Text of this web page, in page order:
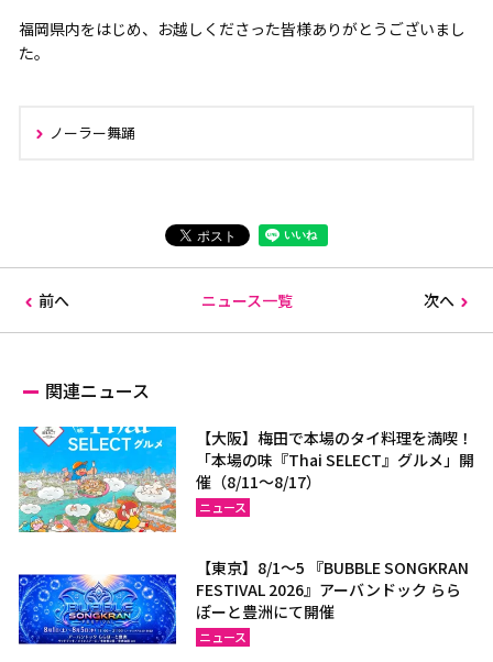
福岡県内をはじめ、お越しくださった皆様ありがとうございまし
た。
ノーラー舞踊
前へ ニュース一覧 次へ
関連ニュース
【大阪】梅田で本場のタイ料理を満喫！
「本場の味『Thai SELECT』グルメ」開
催（8/11～8/17）
ニュース
【東京】8/1～5 『BUBBLE SONGKRAN
FESTIVAL 2026』アーバンドック らら
ぽーと豊洲にて開催
ニュース